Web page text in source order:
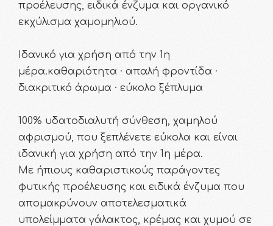
προέλευσης, ειδικά ένζυμα και οργανικό
εκχύλισμα χαμομηλιού.
Ιδανικό για χρήση από την 1η
μέρα.καθαριότητα · απαλή φροντίδα ·
διακριτικό άρωμα · εύκολο ξέπλυμα
100% υδατοδιαλυτή σύνθεση, χαμηλού
αφρισμού, που ξεπλένετε εύκολα και είναι
ιδανική για χρήση από την 1η μέρα.
Με ήπιους καθαριστικούς παράγοντες
φυτικής προέλευσης και ειδικά ένζυμα που
απομακρύνουν αποτελεσματικά
υπολείμματα γάλακτος, κρέμας και χυμού σε